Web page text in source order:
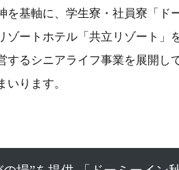
を基軸に、学生寮・社員寮「ド
ートホテル「共立リゾート」
するシニアライフ事業を展開し
ります。